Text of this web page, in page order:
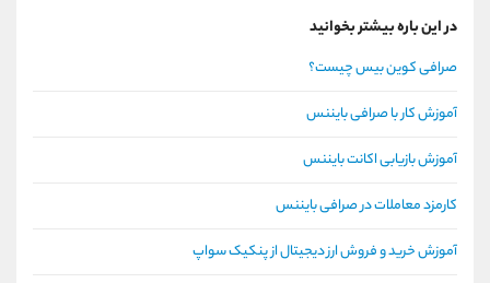
در این باره بیشتر بخوانید
صرافی کوین بیس چیست؟
آموزش کار با صرافی بایننس
آموزش بازیابی اکانت بایننس
کارمزد معاملات در صرافی بایننس
آموزش خرید و فروش ارز دیجیتال از پنکیک سواپ